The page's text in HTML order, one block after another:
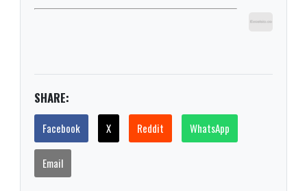
SHARE:
Facebook X Reddit WhatsApp
Email